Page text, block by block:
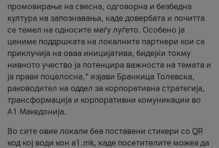
промовирање на свесна, одговорна и безбедна
култура на запознавања, каде довербата и почитта
се темел на односите меѓу луѓето. Особено ја
цениме поддршката на локалните партнери кои се
приклучија на оваа иницијатива, бидејќи токму
нивното учество ја потенцира важноста на темата и
ја прави поцелосна,“ изјави Бранкица Толевска,
раководител на оддел за корпоративна стратегија,
трансформација и корпоративни комуникации во
А1 Македонија.
Во сите овие локали беа поставени стикери со QR
код кој води кон a1.mk, каде посетителите можеа да